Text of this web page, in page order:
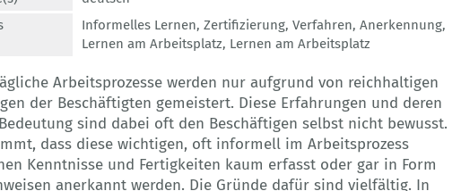
Informelles Lernen, Zertifizierung, Verfahren, Anerkennung,
Lernen am Arbeitsplatz, Lernen am Arbeitsplatz
Arbeitsprozesse werden nur aufgrund von reichhaltigen
der Beschäftigten gemeistert. Diese Erfahrungen und deren
sind dabei oft den Beschäftigen selbst nicht bewusst.
dass diese wichtigen, oft informell im Arbeitsprozess
Kenntnisse und Fertigkeiten kaum erfasst oder gar in Form
anerkannt werden. Die Gründe dafür sind vielfältig. In